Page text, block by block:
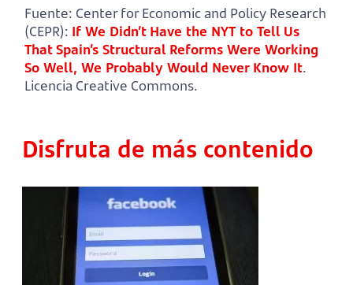
Fuente: Center for Economic and Policy Research
(CEPR): If We Didn’t Have the NYT to Tell Us
That Spain’s Structural Reforms Were Working
So Well, We Probably Would Never Know It.
Licencia Creative Commons.
Disfruta de más contenido